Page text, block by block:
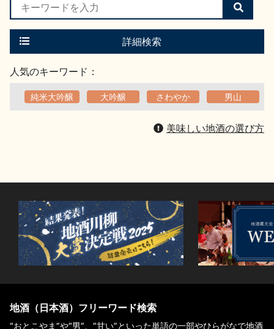
検
索
す
詳細検索
人気のキーワード：
純米大吟醸 大吟醸 さわやか 男山
美味しい地酒の選び方
地酒（日本酒）フリーワード検索
“おとこやま”や“男”、”甘い”といった単語の一部やひらがなで地酒